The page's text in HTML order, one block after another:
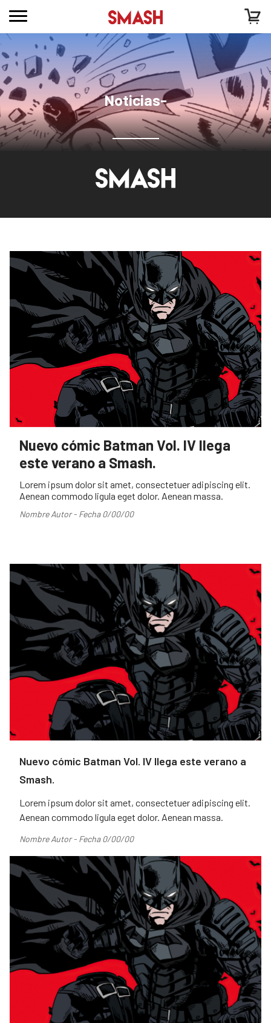
Noticias-
Nuevo cómic Batman Vol. IV llega
este verano a Smash.
Lorem ipsum dolor sit amet, consectetuer adipiscing elit.
Aenean commodo ligula eget dolor. Aenean massa.
Nombre Autor - Fecha 0/00/00
Nuevo cómic Batman Vol. IV llega este verano a
Smash.
Lorem ipsum dolor sit amet, consectetuer adipiscing elit.
Aenean commodo ligula eget dolor. Aenean massa.
Nombre Autor - Fecha 0/00/00